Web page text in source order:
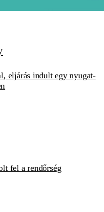
eljárás indult egy nyugat-
fel a rendőrség